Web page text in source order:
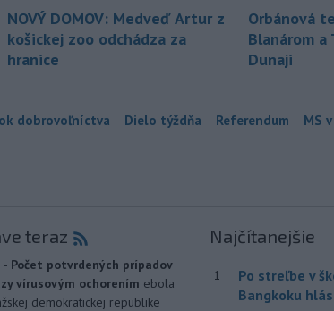
NOVÝ DOMOV: Medveď Artur z
košickej zoo odchádza za
hranice
Orbánová
Blanárom a
Dunaji
dobrovoľníctva Dielo týždňa Referendum MS
teraz
- Počet potvrdených prípadov
vírusovým ochorením ebola
demokratickej republike
Najčítanejšie
1
Po streľbe v
Bangkoku